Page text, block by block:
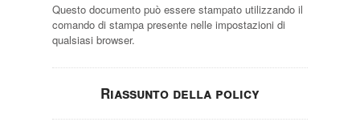
Questo documento può essere stampato utilizzando il
comando di stampa presente nelle impostazioni di
qualsiasi browser.
Riassunto della policy